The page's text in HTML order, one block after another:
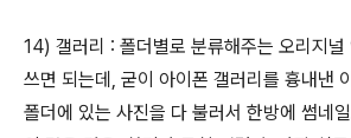
14) 갤러리 : 폴더별로 분류해주는 오리지널
쓰면 되는데, 굳이 아이폰 갤러리를 흉내낸
폴더에 있는 사진을 다 불러서 한방에 썸네